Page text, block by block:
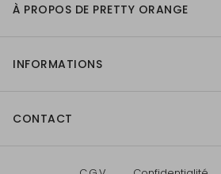
À PROPOS DE PRETTY ORANGE
INFORMATIONS
CONTACT